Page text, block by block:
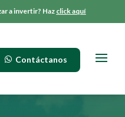
a invertir? Haz click aquí
Contáctanos
Contáctanos